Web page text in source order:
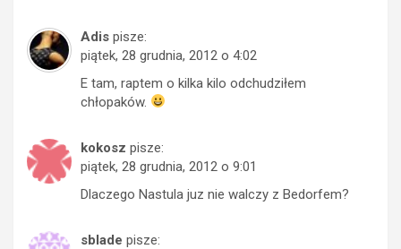
Adis pisze:
piątek, 28 grudnia, 2012 o 4:02
E tam, raptem o kilka kilo odchudziłem
chłopaków.
kokosz pisze:
piątek, 28 grudnia, 2012 o 9:01
Dlaczego Nastula juz nie walczy z Bedorfem?
sblade pisze: